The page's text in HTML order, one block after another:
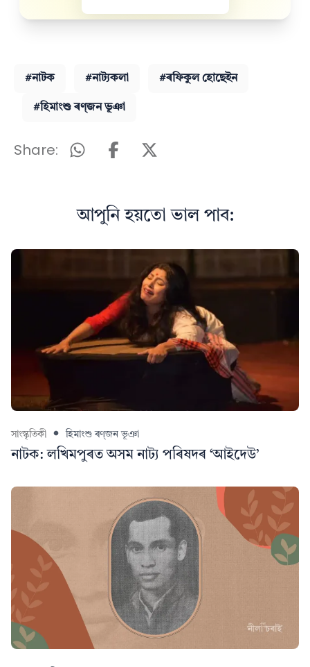
#নাটক #নাট্যকলা #ৰফিকুল হোছেইন
#হিমাংশু ৰণ্‌জন ভূঞা
Share:
আপুনি হয়তো ভাল পাব:
সাংস্কৃতিকী হিমাংশু ৰণ্‌জন ভূঞা
নাটক: লখিমপুৰত অসম নাট্য পৰিষদৰ ‘আইদেউ’